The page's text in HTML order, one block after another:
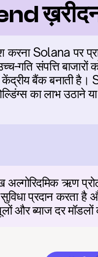
Solana पर
गति संपत्ति
बैंक बनाती है।
का लाभ उठाने या
ऋण
प्रदान करता
और ब्याज दर